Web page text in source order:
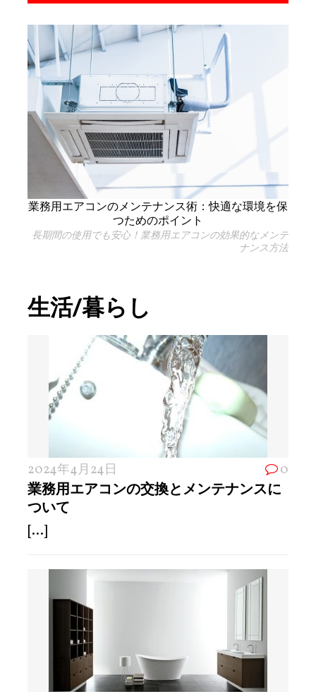
業務用エアコンのメンテナンス術：快適な環境を保
つためのポイント
長期間の使用でも安心！業務用エアコンの効果的なメンテ
ナンス方法
生活/暮らし
2024年4月24日 0
業務用エアコンの交換とメンテナンスに
ついて
[...]